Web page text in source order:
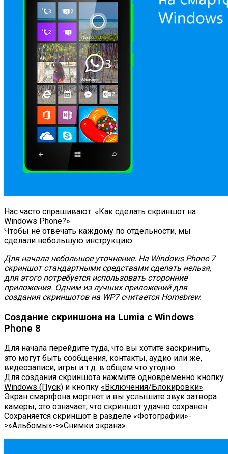
Нас часто спрашивают: «Как сделать скриншот на
Windows Phone?»
Чтобы не отвечать каждому по отдельности, мы
сделали небольшую инструкцию.
Для начала небольшое уточнение. На Windows Phone 7
скриншот стандартными средствами сделать нельзя,
для этого потребуется использовать сторонние
приложения. Одним из лучших приложений для
создания скриншотов на WP7 считается Homebrew.
Создание скриншона на Lumia с Windows
Phone 8
Для начала перейдите туда, что вы хотите заскринить,
это могут быть сообщения, контакты, аудио или же,
видеозаписи, игры и т.д. в общем что угодно.
Для создания скриншота нажмите одновременно кнопку
Windows (Пуск) и кнопку «Включения/Блокировки».
Экран смартфона моргнет и вы услышите звук затвора
камеры, это означает, что скриншот удачно сохранен.
Сохраняется скриншот в разделе «Фотографии»-
>»Альбомы»->»Снимки экрана».